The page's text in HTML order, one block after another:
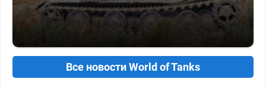
Все новости World of Tanks